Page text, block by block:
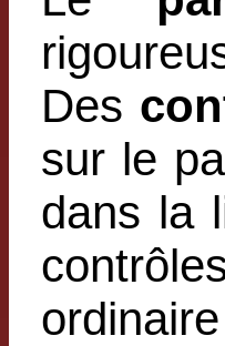
Des
sur le
dans la